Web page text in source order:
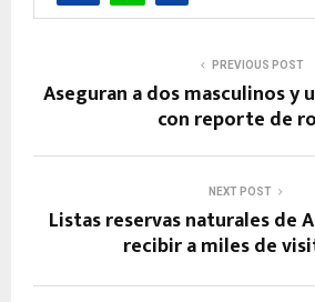
PREVIOUS POST
Aseguran a dos masculinos y
con reporte de
NEXT POST
Listas reservas naturales de
recibir a miles de